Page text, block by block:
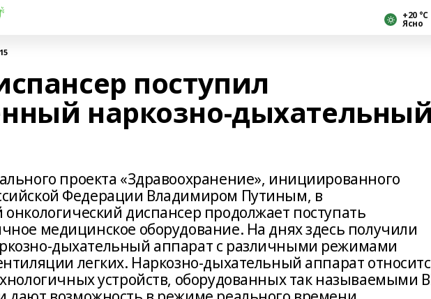
+20 °С
Ясно
поступил
наркозно-дыхательный
проекта «Здравоохранение», инициированного
Федерации Владимиром Путиным, в
онкологический диспансер продолжает поступать
медицинское оборудование. На днях здесь получили
дыхательный аппарат с различными режимами
легких. Наркозно-дыхательный аппарат
устройств, оборудованных так называемыми